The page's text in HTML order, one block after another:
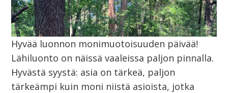
Hyvää luonnon monimuotoisuuden päivää!
Lähiluonto on näissä vaaleissa paljon pinnalla.
Hyvästä syystä: asia on tärkeä, paljon
tärkeämpi kuin moni niistä asioista, jotka